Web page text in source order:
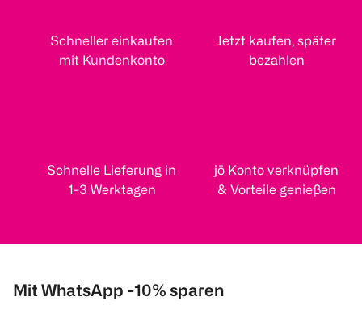
Schneller einkaufen
mit Kundenkonto
Jetzt kaufen, später
bezahlen
Schnelle Lieferung in
1-3 Werktagen
jö Konto verknüpfen
& Vorteile genießen
Mit WhatsApp -10% sparen